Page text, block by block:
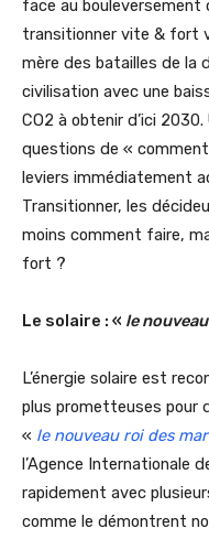
face au bouleversement
transitionner vite & fort
mère des batailles de la
civilisation avec une
CO2 à obtenir d’ici
questions de «
leviers immédiatement
Transitionner, les
moins comment faire,
fort ?
Le solaire : « le
L’énergie solaire est
plus prometteuses pour
« le nouveau roi des
l’Agence Internationale
rapidement avec
comme le démontrent